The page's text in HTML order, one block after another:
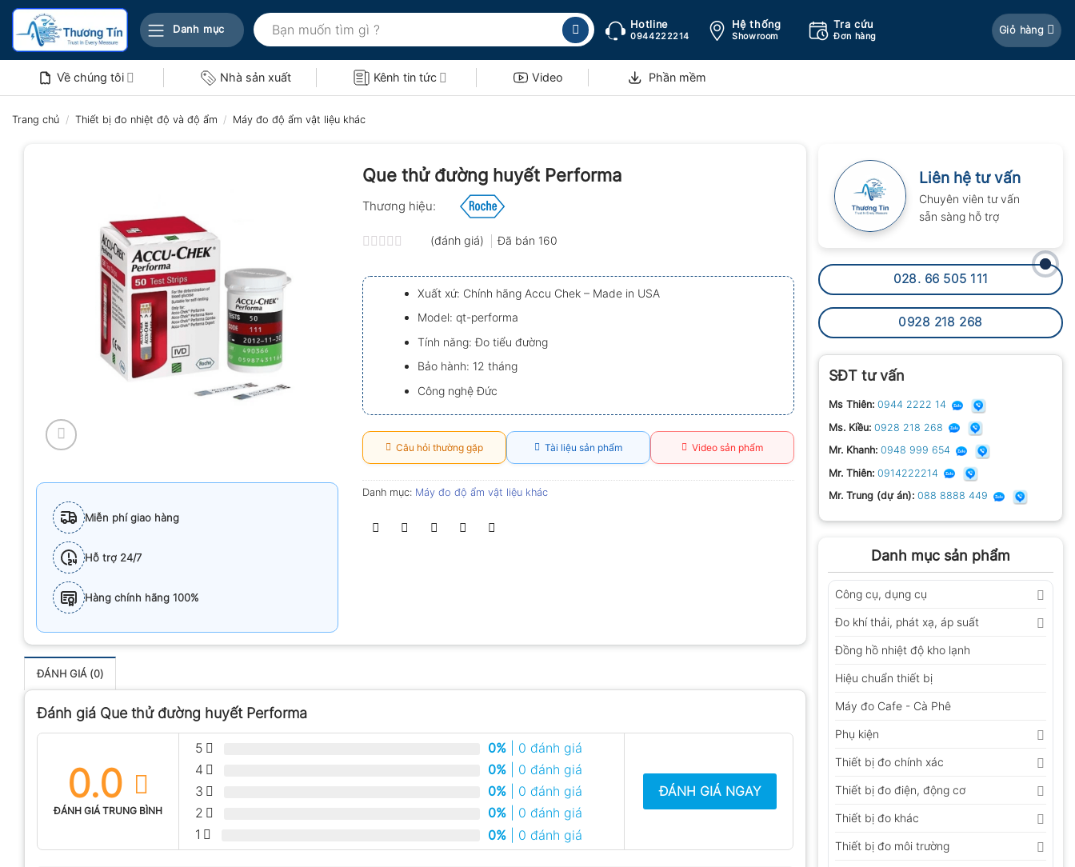
Bỏ
nội
Danh mục
Tìm
kiếm:
Hotline
0944222214
Hệ thống
Showroom
Tra cứu
Đơn hàng
Giỏ hàng
Về chúng tôi Nhà sản xuất Kênh tin tức Video Phần mềm
Trang chủ / Thiết bị đo nhiệt độ và độ ẩm / Máy đo độ ẩm vật liệu khác
Liên hệ tư vấn
Chuyên viên tư vấn
sẵn sàng hỗ trợ
028. 66 505 111
0928 218 268
SĐT tư vấn
Ms Thiên: 0944 2222 14
Ms. Kiều: 0928 218 268
Mr. Khanh: 0948 999 654
Mr. Thiên: 0914222214
Mr. Trung (dự án): 088 8888 449
Danh mục sản phẩm
Công cụ, dụng cụ
Đo khí thải, phát xạ, áp suất
Đồng hồ nhiệt độ kho lạnh
Hiệu chuẩn thiết bị
Máy đo Cafe - Cà Phê
Phụ kiện
Thiết bị đo chính xác
Thiết bị đo điện, động cơ
Thiết bị đo khác
Thiết bị đo môi trường
Miễn phí giao hàng
Hỗ trợ 24/7
Hàng chính hãng 100%
Que thử đường huyết Performa
Thương hiệu:
xếp
hạng
0.0
5
sao
(đánh giá) Đã bán 160
Xuất xứ: Chính hãng Accu Chek – Made in USA
Model: qt-performa
Tính năng: Đo tiểu đường
Bảo hành: 12 tháng
Công nghệ Đức
Câu hỏi thường gặp Tài liệu sản phẩm Video sản phẩm
Danh mục: Máy đo độ ẩm vật liệu khác
ĐÁNH GIÁ (0)
Đánh giá Que thử đường huyết Performa
0.0
ĐÁNH GIÁ TRUNG BÌNH
5 0% | 0 đánh giá
4
0% | 0 đánh giá
3
0% | 0 đánh giá
2
0% | 0 đánh giá
1
0% | 0 đánh giá
ĐÁNH GIÁ NGAY